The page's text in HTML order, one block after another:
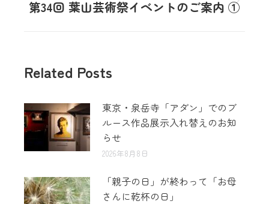
第34回 葉山芸術祭イベントのご案内 ①
Related Posts
東京・泉岳寺「アダン」でのブ
ルース作品展示入れ替えのお知
らせ
2026年8月8日
「親子の日」が終わって「お母
さんに乾杯の日」